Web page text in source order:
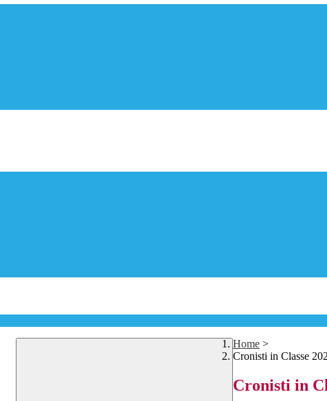
Home >
Cronisti in Classe
Cronisti in